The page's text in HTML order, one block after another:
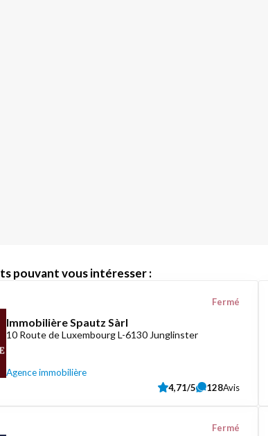
pouvant vous intéresser :
Immobilière Spautz Sàrl
10 Route de Luxembourg L-6130 Junglinster
Agence immobilière
Fermé
4,71/5 128Avis
Fermé